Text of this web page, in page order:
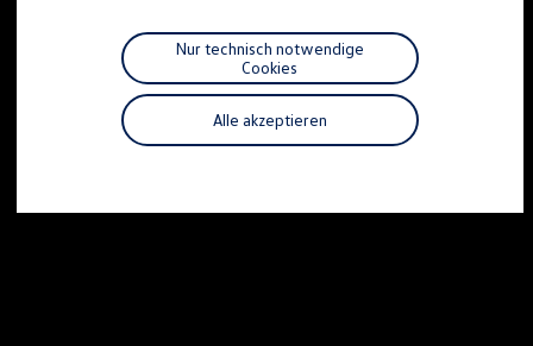
Individualisieren
Wallbox und Ladekabel
Digitale Extras
Dienste für Ihr Modell finden
Volkswagen Apps, Login und Shop
Handy und Fahrzeug verbinden
Vorgängermodelle
Alle akzeptieren
Nur technisch notwendige
Cookies